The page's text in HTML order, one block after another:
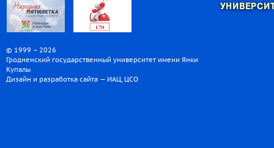
© 1999 – 2026
Гродненский государственный университет имени Янки
Купалы
Дизайн и разработка сайта — ИАЦ, ЦСО